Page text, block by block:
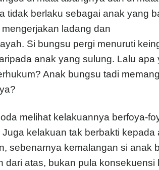
tidak berlaku sebagai anak yang
ladang dan
Si bungsu pergi menuruti
anak yang sulung. Lalu apa
Anak bungsu tadi
melihat kelakuannya berfoya-
kelakuan tak berbakti kepada
sebenarnya kemalangan si anak
dari atas, bukan pula konsekuensi